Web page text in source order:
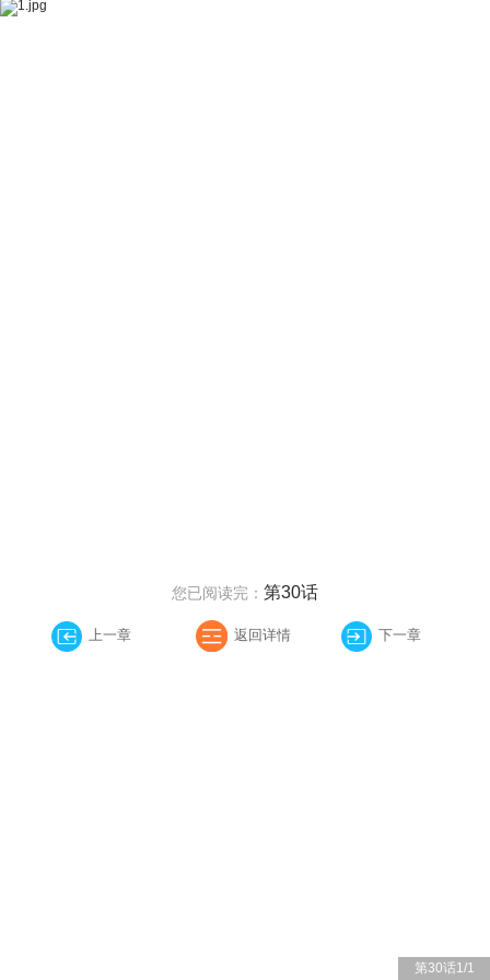
第30话1/1
您已阅读完： 第30话
上一章 返回详情 下一章